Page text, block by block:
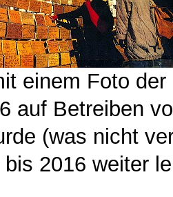
einem Foto
auf Betreiben
(was nicht
2016 weiter